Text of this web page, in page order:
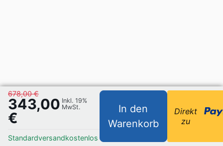
678,00 €
343,00
€
Inkl. 19%
MwSt.
Standardversandkostenlos
In den
Warenkorb
Direkt
zu